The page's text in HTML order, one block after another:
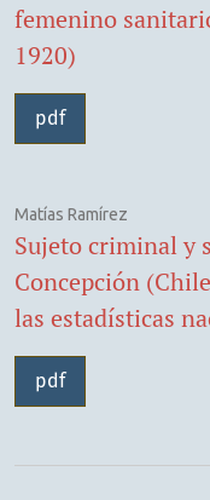
femenino
1920)
pdf
Matías Ramírez
Sujeto criminal y
Concepción
las estadísticas
pdf